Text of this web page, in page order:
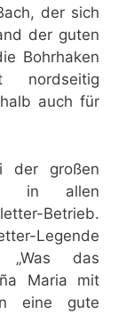
der sich
der guten
Bohrhaken
nordseitig
auch für
der großen
in allen
Betrieb.
Legende
das
Maria mit
eine gute